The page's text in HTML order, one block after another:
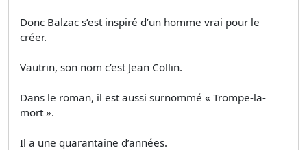
Donc Balzac s’est inspiré d’un homme vrai pour le
créer.
Vautrin, son nom c’est Jean Collin.
Dans le roman, il est aussi surnommé « Trompe-la-
mort ».
Il a une quarantaine d’années.